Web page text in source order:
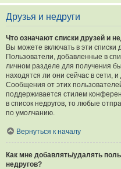
Друзья и недруги
Что означают списки друзей и
Вы можете включать в эти списки
Пользователи, добавленные в
личном разделе для получения
находятся ли они сейчас в сети,
Сообщения от этих
поддерживается стилем
в список недругов, то любые
по умолчанию.
Вернуться к началу
Как мне добавлять/удалять
недругов?